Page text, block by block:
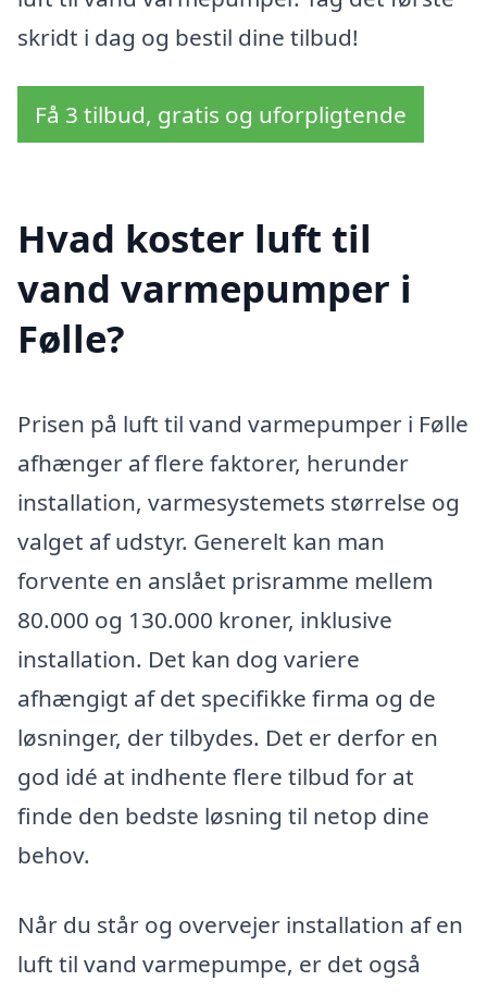
skridt i dag og bestil dine tilbud!
Få 3 tilbud, gratis og uforpligtende
Hvad koster luft til
vand varmepumper i
Følle?
Prisen på luft til vand varmepumper i Følle
afhænger af flere faktorer, herunder
installation, varmesystemets størrelse og
valget af udstyr. Generelt kan man
forvente en anslået prisramme mellem
80.000 og 130.000 kroner, inklusive
installation. Det kan dog variere
afhængigt af det specifikke firma og de
løsninger, der tilbydes. Det er derfor en
god idé at indhente flere tilbud for at
finde den bedste løsning til netop dine
behov.
Når du står og overvejer installation af en
luft til vand varmepumpe, er det også